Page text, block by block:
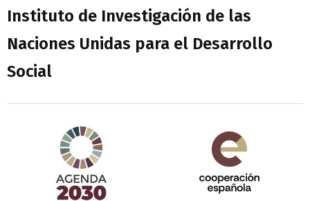
Instituto de Investigación de las
Naciones Unidas para el Desarrollo
Social